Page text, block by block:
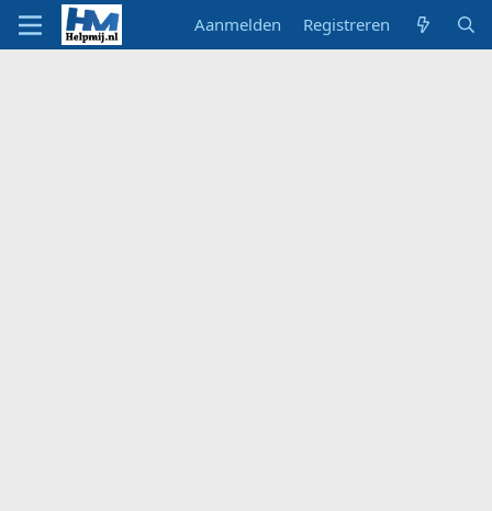
Aanmelden Registreren